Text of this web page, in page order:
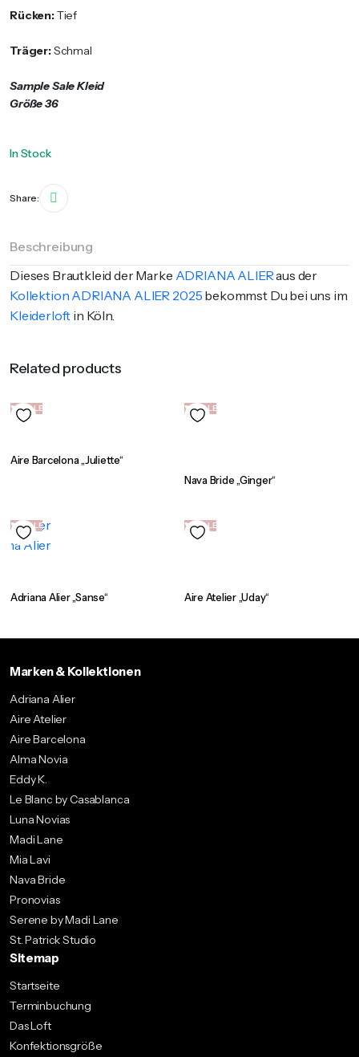
Rücken:Tief
Träger:Schmal
Sample Sale Kleid
Größe 36
In Stock
Share:
Beschreibung
Dieses Brautkleid der Marke ADRIANA ALIERaus der
Kollektion ADRIANA ALIER 2025 bekommst Du bei uns im
Kleiderloft in Köln.
Related products
SALE
Aire Barcelona „Juliette“
SALE
Nava Bride „Ginger“
SALE
Adriana Alier „Sanse“
SALE
Aire Atelier „Uday“
Marken & Kollektionen
Adriana Alier
Aire Atelier
Aire Barcelona
Alma Novia
Eddy K.
Le Blanc by Casablanca
Luna Novias
Madi Lane
Mia Lavi
Nava Bride
Pronovias
Serene by Madi Lane
St. Patrick Studio
Sitemap
Startseite
Terminbuchung
Das Loft
Konfektionsgröße